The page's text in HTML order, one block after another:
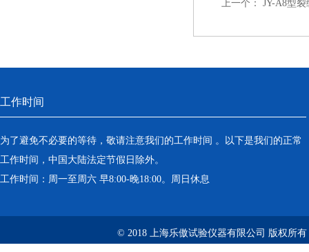
上一个： JY-A8型
工作时间
为了避免不必要的等待，敬请注意我们的工作时间 。以下是我们的正常
工作时间，中国大陆法定节假日除外。
工作时间：周一至周六 早8:00-晚18:00。周日休息
© 2018 上海乐傲试验仪器有限公司 版权所